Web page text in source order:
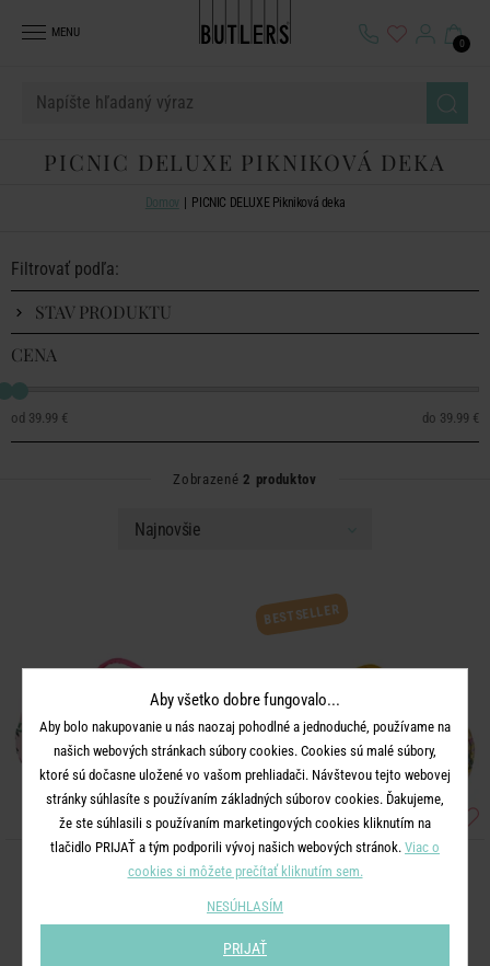
MENU
0
PICNIC DELUXE PIKNIKOVÁ DEKA
Domov PICNIC DELUXE Pikniková deka
Filtrovať podľa:
STAV PRODUKTU
CENA
39.99 € 39.99 €
Zobrazené2 produktov
PICNIC DELUXE
"Locarno"
BESTSELLER
PICNIC DELUXE
"Primavera"
Aby všetko dobre fungovalo...
Aby bolo nakupovanie u nás naozaj pohodlné a jednoduché, používame na
našich webových stránkach súbory cookies. Cookies sú malé súbory,
ktoré sú dočasne uložené vo vašom prehliadači. Návštevou tejto webovej
stránky súhlasíte s používaním základných súborov cookies. Ďakujeme,
že ste súhlasili s používaním marketingových cookies kliknutím na
tlačidlo PRIJAŤ a tým podporili vývoj našich webových stránok. Viac o
cookies si môžete prečítať kliknutím sem.
NESÚHLASÍM
PRIJAŤ